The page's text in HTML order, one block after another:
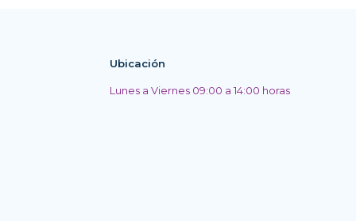
Ubicación
Lunes a Viernes 09:00 a 14:00 horas